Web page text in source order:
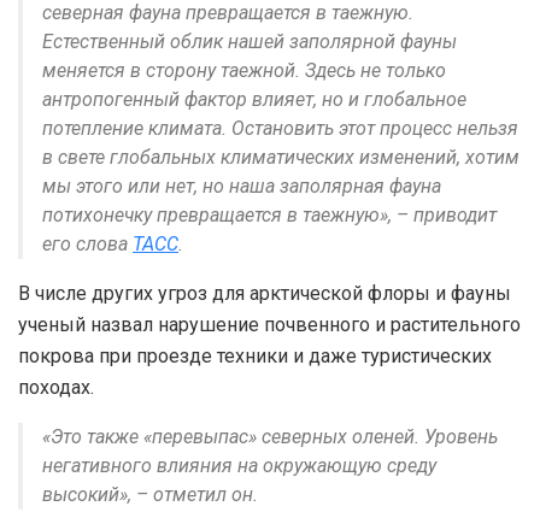
северная фауна превращается в таежную.
Естественный облик нашей заполярной фауны
меняется в сторону таежной. Здесь не только
антропогенный фактор влияет, но и глобальное
потепление климата. Остановить этот процесс нельзя
в свете глобальных климатических изменений, хотим
мы этого или нет, но наша заполярная фауна
потихонечку превращается в таежную», – приводит
его слова ТАСС.
В числе других угроз для арктической флоры и фауны
ученый назвал нарушение почвенного и растительного
покрова при проезде техники и даже туристических
походах.
«Это также «перевыпас» северных оленей. Уровень
негативного влияния на окружающую среду
высокий», – отметил он.